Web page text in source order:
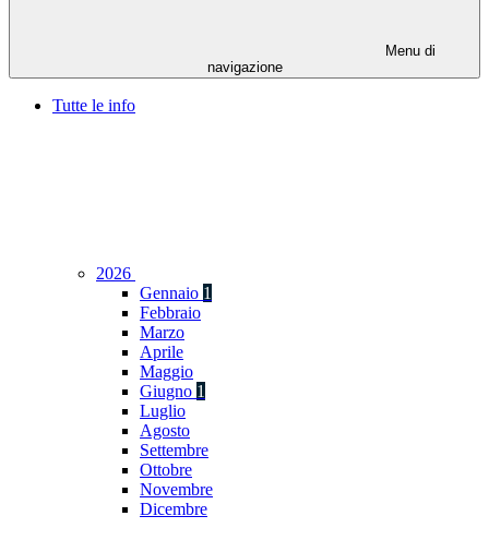
Menu di
navigazione
Tutte le info
2026
Gennaio 1
Febbraio
Marzo
Aprile
Maggio
Giugno 1
Luglio
Agosto
Settembre
Ottobre
Novembre
Dicembre